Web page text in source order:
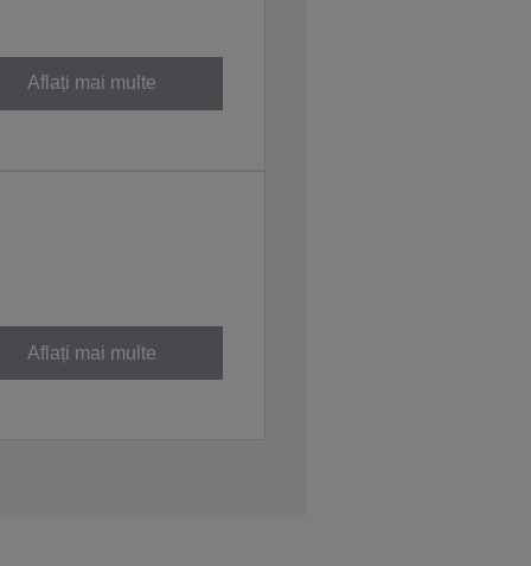
Aflați mai multe
Aflați mai multe